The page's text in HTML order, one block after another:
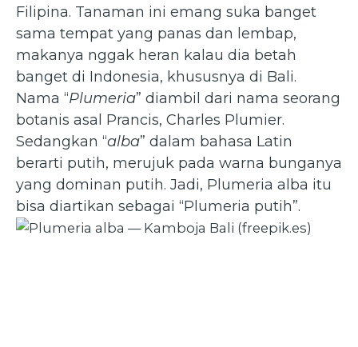
Filipina. Tanaman ini emang suka banget
sama tempat yang panas dan lembap,
makanya nggak heran kalau dia betah
banget di Indonesia, khususnya di Bali.
Nama “Plumeria” diambil dari nama seorang
botanis asal Prancis, Charles Plumier.
Sedangkan “alba” dalam bahasa Latin
berarti putih, merujuk pada warna bunganya
yang dominan putih. Jadi, Plumeria alba itu
bisa diartikan sebagai “Plumeria putih”.